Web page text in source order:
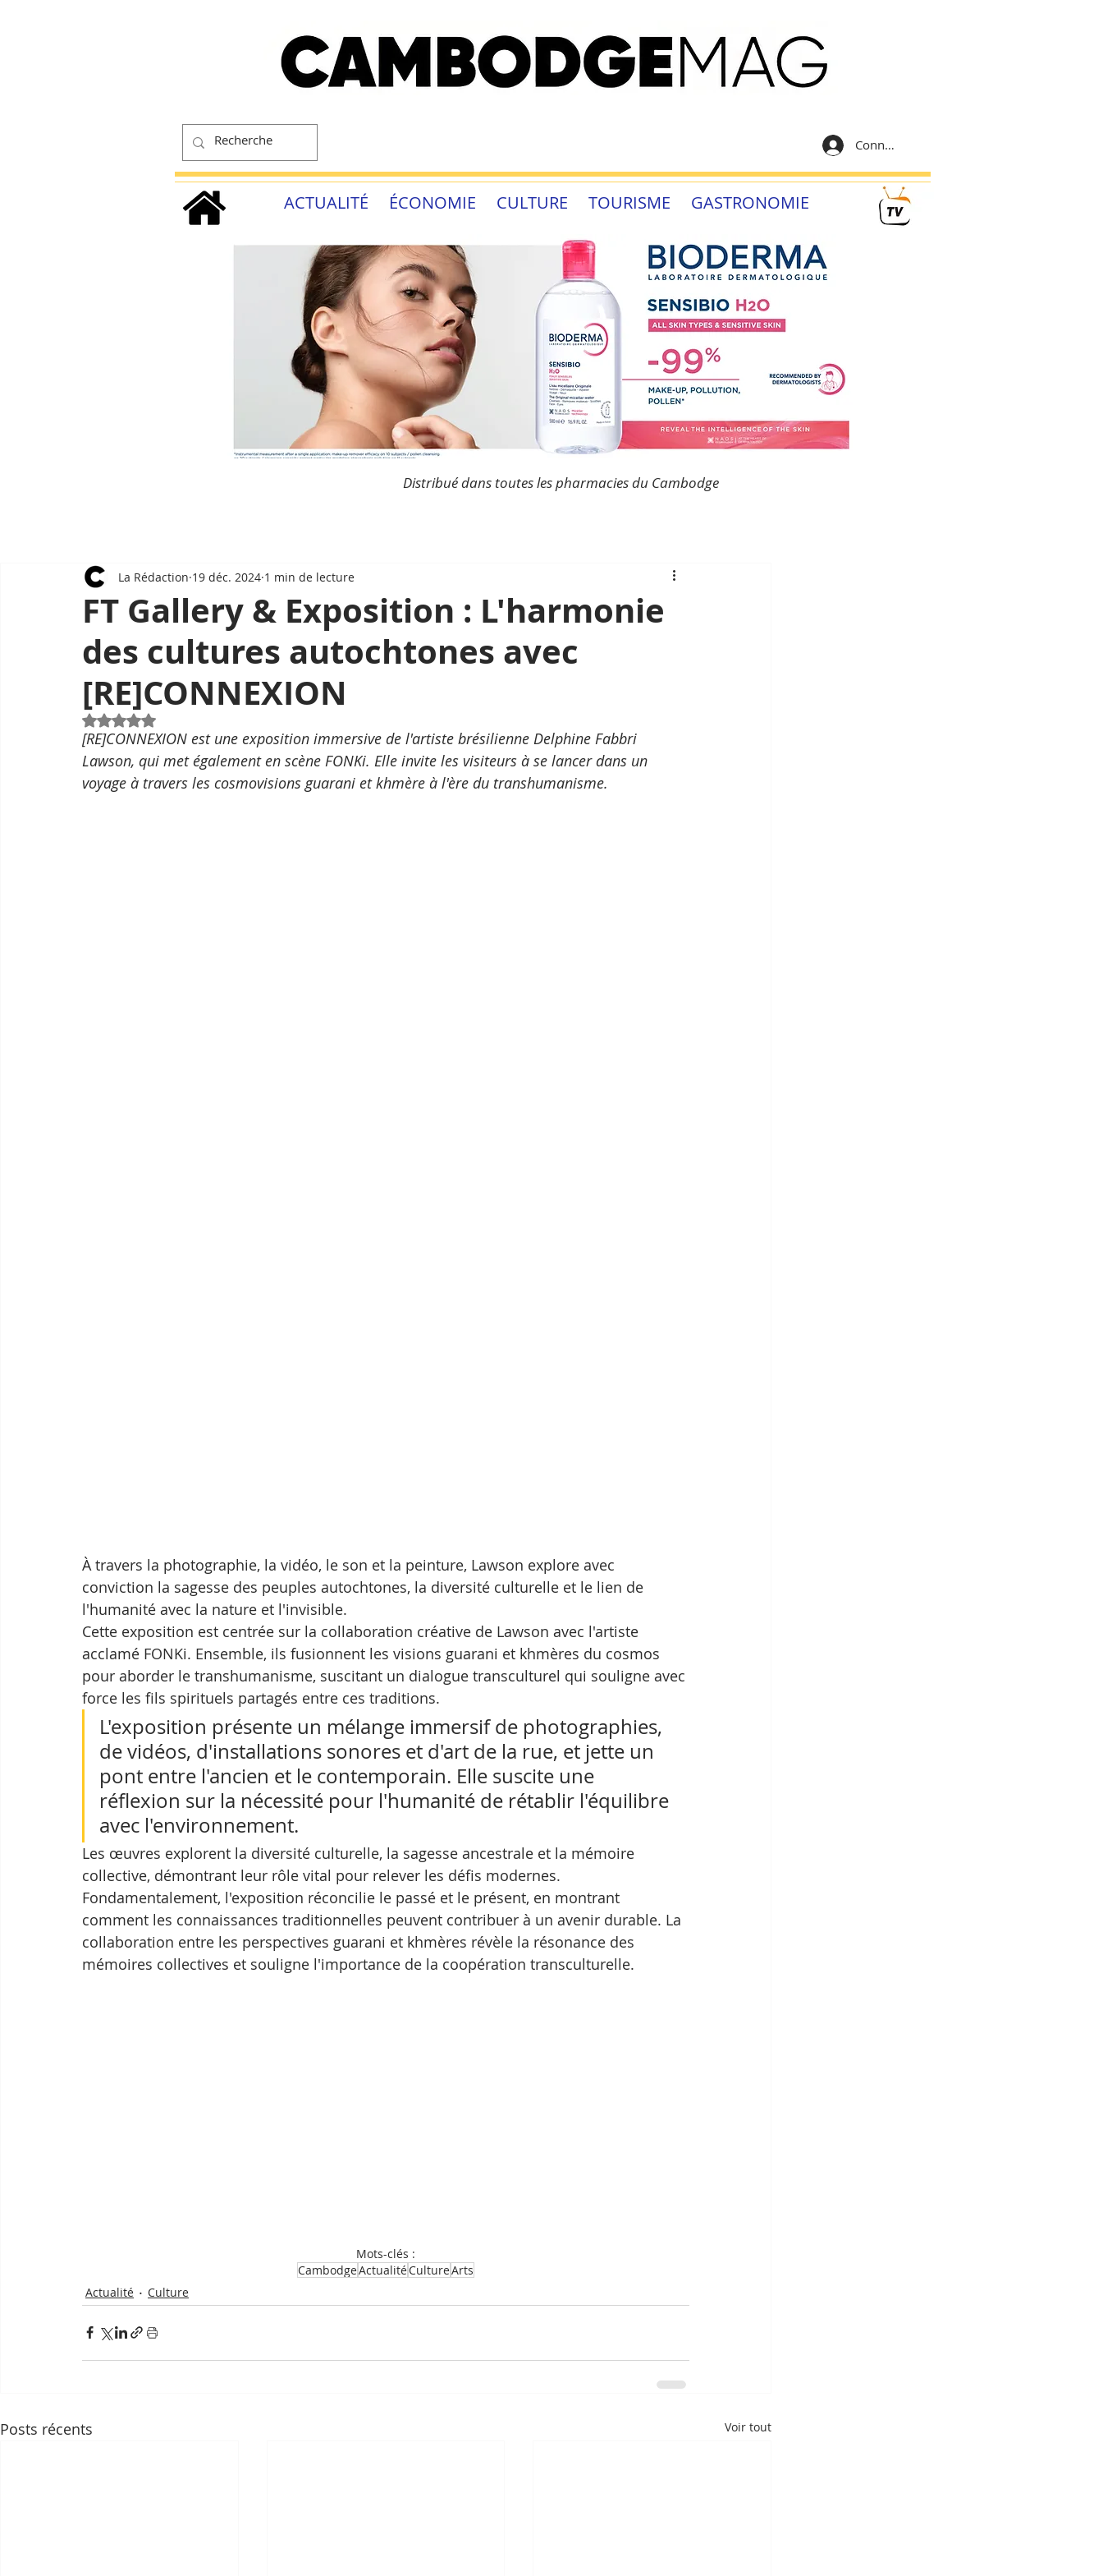
Connexion
ACTUALITÉ ÉCONOMIE CULTURE TOURISME GASTRONOMIE
Distribué dans toutes les pharmacies du Cambodge
FT Gallery & Exposition : L'harmonie
des cultures autochtones avec
[RE]CONNEXION
La Rédaction 19 déc. 2024 1 min de lecture
Noté NaN étoiles sur 5.
[RE]CONNEXION est une exposition immersive de l'artiste brésilienne Delphine Fabbri
Lawson, qui met également en scène FONKi. Elle invite les visiteurs à se lancer dans un
voyage à travers les cosmovisions guarani et khmère à l'ère du transhumanisme.
À travers la photographie, la vidéo, le son et la peinture, Lawson explore avec
conviction la sagesse des peuples autochtones, la diversité culturelle et le lien de
l'humanité avec la nature et l'invisible.
Cette exposition est centrée sur la collaboration créative de Lawson avec l'artiste
acclamé FONKi. Ensemble, ils fusionnent les visions guarani et khmères du cosmos
pour aborder le transhumanisme, suscitant un dialogue transculturel qui souligne avec
force les fils spirituels partagés entre ces traditions.
L'exposition présente un mélange immersif de photographies,
de vidéos, d'installations sonores et d'art de la rue, et jette un
pont entre l'ancien et le contemporain. Elle suscite une
réflexion sur la nécessité pour l'humanité de rétablir l'équilibre
avec l'environnement.
Les œuvres explorent la diversité culturelle, la sagesse ancestrale et la mémoire
collective, démontrant leur rôle vital pour relever les défis modernes.
Fondamentalement, l'exposition réconcilie le passé et le présent, en montrant
comment les connaissances traditionnelles peuvent contribuer à un avenir durable. La
collaboration entre les perspectives guarani et khmères révèle la résonance des
mémoires collectives et souligne l'importance de la coopération transculturelle.
Mots-clés :
CambodgeActualitéCultureArts
Actualité
Culture
Posts récents Voir tout